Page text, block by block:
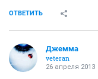
ОТВЕТИТЬ
Джемма
veteran
26 апреля 2013